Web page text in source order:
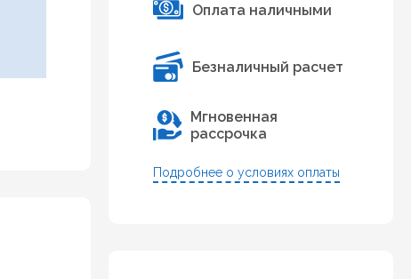
Оплата наличными
Безналичный расчет
Мгновенная
рассрочка
Подробнее о условиях оплаты